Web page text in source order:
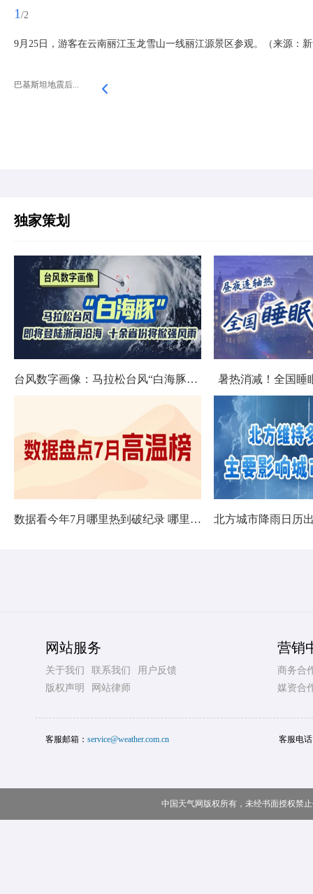
1 /2
9月25日，游客在云南丽江玉龙雪山一线丽江源景区参观。（来源：
巴基斯坦地震后...
独家策划
台风数字画像：马拉松台风“白海豚”将影响十余省份 暑热消减！全国睡
数据看今年7月哪里热到破纪录 哪里暑热连轴转
网站服务
关于我们 联系我们
用户反馈
版权声明
网站律师
营销
商务合
媒资合
客服邮箱： service@weather.com.cn 客服电
中国天气网版权所有，未经书面授权